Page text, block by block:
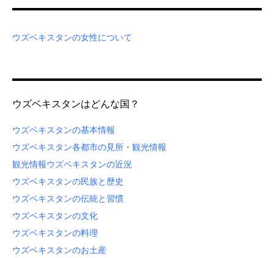
ウズベキスタンの女性について
ウズベキスタンはどんな国？
ウズベキスタンの基本情報
ウズベキスタン各都市の見所・観光情報
観光情報ウズベキスタンの近況
ウズベキスタンの民族と歴史
ウズベキスタンの伝統と習慣
ウズベキスタンの文化
ウズベキスタンの料理
ウズベキスタンのお土産